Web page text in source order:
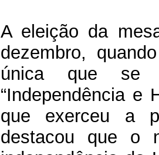
A eleição da
dezembro,
única que se
“Independência e
que exerceu a
destacou que o